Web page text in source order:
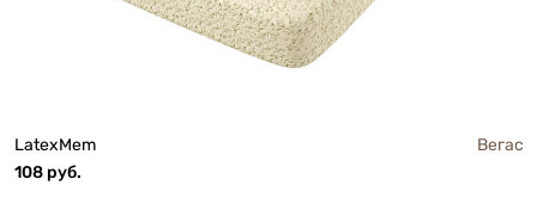
LatexMem
Вегас
108 руб.